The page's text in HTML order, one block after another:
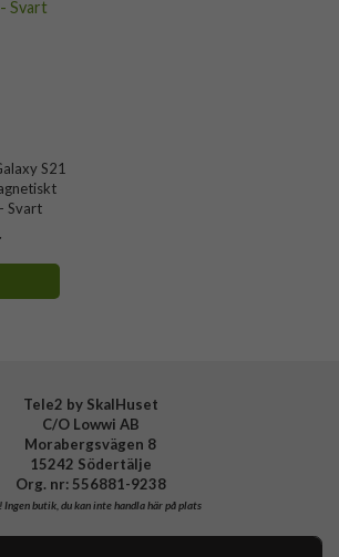
S21
Svart
Tele2 by SkalHuset
C/O Lowwi AB
Morabergsvägen 8
15242 Södertälje
Org. nr: 556881-9238
Ingen butik, du kan inte handla här på plats